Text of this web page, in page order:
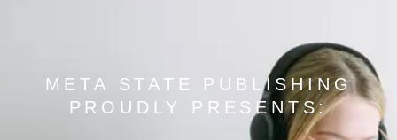
META STATE PUBLISHING
PROUDLY PRESENTS: